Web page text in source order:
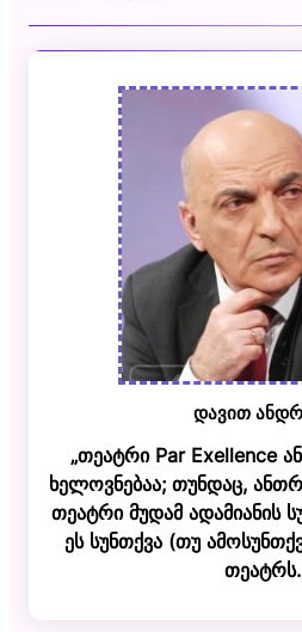
დავით
„თეატრი Par Exellence
ხელოვნებაა; თუნდაც,
თეატრი მუდამ ადამიანის
ეს სუნთქვა (თუ